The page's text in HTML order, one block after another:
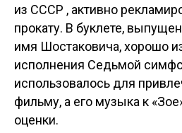
из СССР , активно
прокату. В буклете,
имя Шостаковича, хорошо
исполнения Седьмой
использовалось для
фильму, а его музыка к
оценки.